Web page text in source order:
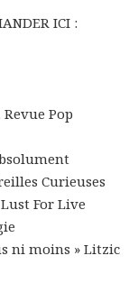
ICI :
Revue Pop
Curieuses
For Live
ni moins » Litzic